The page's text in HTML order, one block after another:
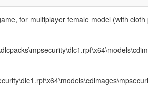
for multiplayer female model (with cloth